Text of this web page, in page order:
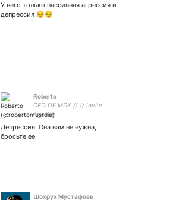
равно себя веду как
Дартаньян || Фан акк
У него только пассивная агрессия и
депрессия 😔😔
Roberto
CEO OF MDK // // Invite
Agency
Депрессия. Она вам не нужна,
бросьте ее
Шохрух Мустафоев